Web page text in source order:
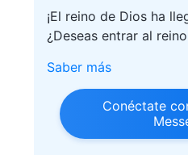
¡El reino de Dios ha
¿Deseas entrar al
Saber más
Conéctate